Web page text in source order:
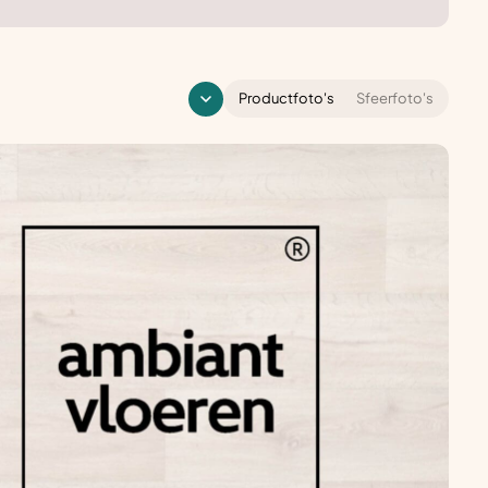
Productfoto's Sfeerfoto's